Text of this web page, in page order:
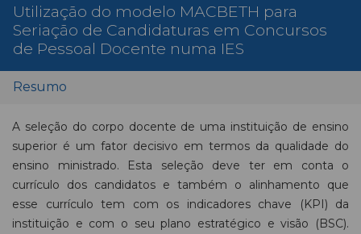
Utilização do modelo MACBETH para
Seriação de Candidaturas em Concursos
de Pessoal Docente numa IES
Resumo
A seleção do corpo docente de uma instituição de ensino
superior é um fator decisivo em termos da qualidade do
ensino ministrado. Esta seleção deve ter em conta o
currículo dos candidatos e também o alinhamento que
esse currículo tem com os indicadores chave (KPI) da
instituição e com o seu plano estratégico e visão (BSC).